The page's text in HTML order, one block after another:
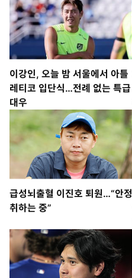
이강인, 오늘 밤 서울에서 아틀
레티코 입단식…전례 없는 특급
대우
급성뇌출혈 이진호 퇴원…“안정
취하는 중”